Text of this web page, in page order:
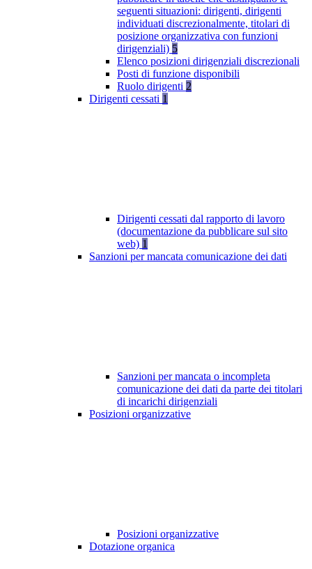
seguenti situazioni: dirigenti, dirigenti
individuati discrezionalmente, titolari di
posizione organizzativa con funzioni
dirigenziali) 5
Elenco posizioni dirigenziali discrezionali
Posti di funzione disponibili
Ruolo dirigenti 2
Dirigenti cessati 1
Dirigenti cessati dal rapporto di lavoro
(documentazione da pubblicare sul sito
web) 1
Sanzioni per mancata comunicazione dei dati
Sanzioni per mancata o incompleta
comunicazione dei dati da parte dei titolari
di incarichi dirigenziali
Posizioni organizzative
Posizioni organizzative
Dotazione organica